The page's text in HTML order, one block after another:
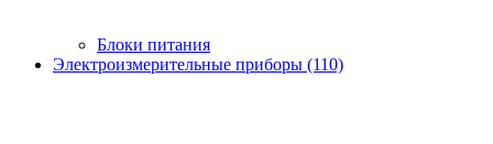
Блоки питания
Электроизмерительные приборы (110)